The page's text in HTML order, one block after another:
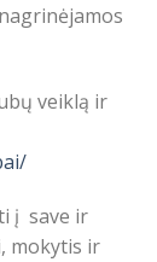
veiklą ir
į save ir
mokytis ir